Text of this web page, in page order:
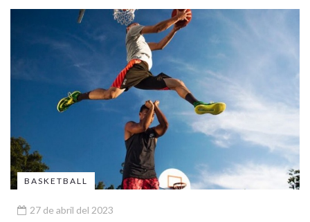
BASKETBALL
27 de abril del 2023